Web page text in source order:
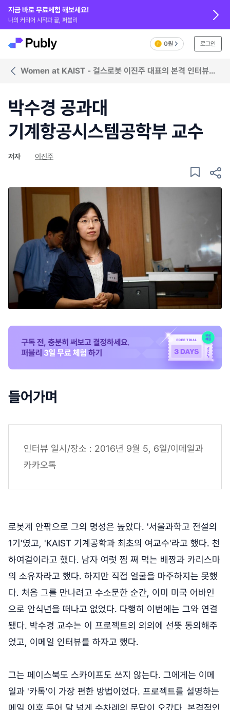
지금 바로 무료체험 해보세요!
나의 커리어 시작과 끝, 퍼블리
0원 로그인
Women at KAIST - 걸스로봇 이진주 대표의 본격 인터뷰
박수경 공과대
기계항공시스템공학부 교수
저자 이진주
들어가며
인터뷰 일시/장소 : 2016년 9월 5, 6일/이메일과
카카오톡
로봇계 안팎으로 그의 명성은 높았다. '서울과학고 전설의
1기'였고, 'KAIST 기계공학과 최초의 여교수'라고 했다. 천
하여걸이라고 했다. 남자 여럿 찜 쪄 먹는 배짱과 카리스마
의 소유자라고 했다. 하지만 직접 얼굴을 마주하지는 못했
다. 처음 그를 만나려고 수소문한 순간, 이미 미국 어바인
으로 안식년을 떠나고 없었다. 다행히 이번에는 그와 연결
됐다. 박수경 교수는 이 프로젝트의 의의에 선뜻 동의해주
었고, 이메일 인터뷰를 하자고 했다.
그는 페이스북도 스카이프도 쓰지 않는다. 그에게는 이메
일과 '카톡'이 가장 편한 방법이었다. 프로젝트를 설명하는
메일 이후 두어 달 넘게 수차례의 문답이 오갔다. 본격적인